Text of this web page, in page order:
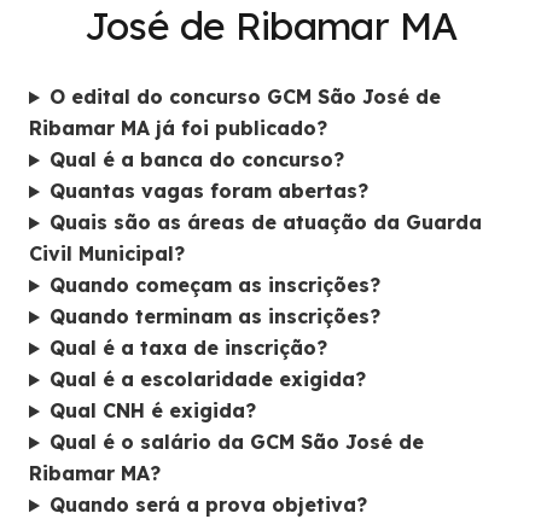
José de Ribamar MA
O edital do concurso GCM São José de
Ribamar MA já foi publicado?
Qual é a banca do concurso?
Quantas vagas foram abertas?
Quais são as áreas de atuação da Guarda
Civil Municipal?
Quando começam as inscrições?
Quando terminam as inscrições?
Qual é a taxa de inscrição?
Qual é a escolaridade exigida?
Qual CNH é exigida?
Qual é o salário da GCM São José de
Ribamar MA?
Quando será a prova objetiva?